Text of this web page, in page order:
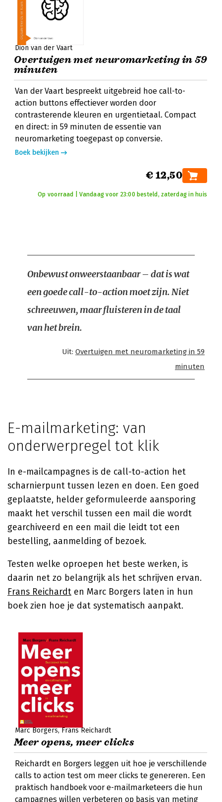
Dion van der Vaart
Overtuigen met neuromarketing in 59
minuten
Van der Vaart bespreekt uitgebreid hoe call-to-
action buttons effectiever worden door
contrasterende kleuren en urgentietaal. Compact
en direct: in 59 minuten de essentie van
neuromarketing toegepast op conversie.
Boek bekijken
€ 12,50
Op voorraad | Vandaag voor 23:00 besteld, zaterdag in huis
Onbewust onweerstaanbaar – dat is wat
een goede call-to-action moet zijn. Niet
schreeuwen, maar fluisteren in de taal
van het brein.
Uit: Overtuigen met neuromarketing in 59
minuten
E-mailmarketing: van
onderwerpregel tot klik
In e-mailcampagnes is de call-to-action het
scharnierpunt tussen lezen en doen. Een goed
geplaatste, helder geformuleerde aansporing
maakt het verschil tussen een mail die wordt
gearchiveerd en een mail die leidt tot een
bestelling, aanmelding of bezoek.
Testen welke oproepen het beste werken, is
daarin net zo belangrijk als het schrijven ervan.
Frans Reichardt en Marc Borgers laten in hun
boek zien hoe je dat systematisch aanpakt.
Marc Borgers Frans Reichardt
Meer opens, meer clicks
Reichardt en Borgers leggen uit hoe je verschillende
calls to action test om meer clicks te genereren. Een
praktisch handboek voor e-mailmarketeers die hun
campagnes willen verbeteren op basis van meting